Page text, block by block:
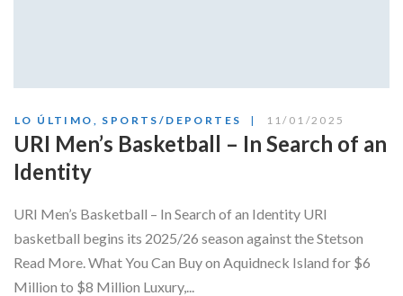
LO ÚLTIMO SPORTS/DEPORTES 11/01/2025
URI Men’s Basketball – In Search of an
Identity
URI Men’s Basketball – In Search of an Identity URI
basketball begins its 2025/26 season against the Stetson
Read More. What You Can Buy on Aquidneck Island for $6
Million to $8 Million Luxury,...